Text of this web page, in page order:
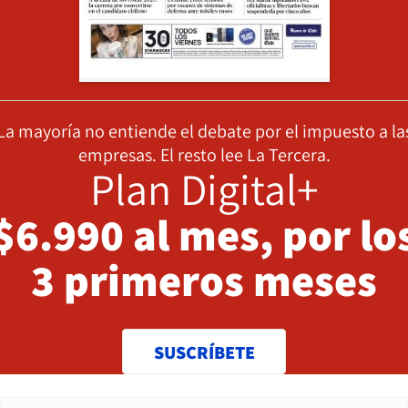
mayoría no entiende el debate por el impuesto a
empresas. El resto lee La Tercera.
Plan Digital+
al mes, por
3 primeros meses
SUSCRÍBETE